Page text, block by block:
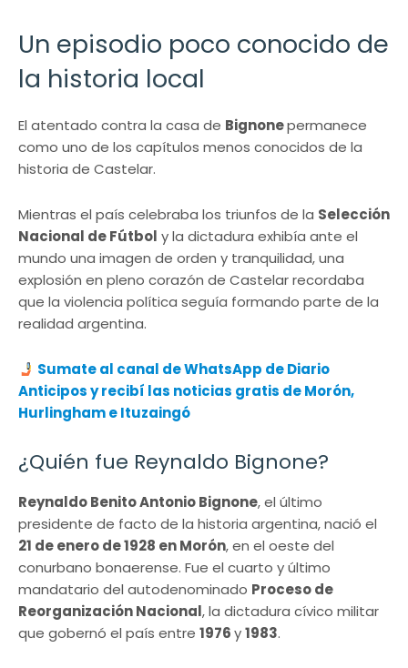
Un episodio poco conocido de
la historia local
El atentado contra la casa de Bignonepermanece
como uno de los capítulos menos conocidos de la
historia de Castelar.
Mientras el país celebraba los triunfos de la Selección
Nacional de Fútbol y la dictadura exhibía ante el
mundo una imagen de orden y tranquilidad, una
explosión en pleno corazón de Castelar recordaba
que la violencia política seguía formando parte de la
realidad argentina.
Sumate al canal de WhatsApp de Diario
Anticipos y recibí las noticias gratis de Morón,
Hurlingham e Ituzaingó
¿Quién fue Reynaldo Bignone?
Reynaldo Benito Antonio Bignone, el último
presidente de facto de la historia argentina, nació el
21 de enero de 1928 en Morón, en el oeste del
conurbano bonaerense. Fue el cuarto y último
mandatario del autodenominado Proceso de
Reorganización Nacional, la dictadura cívico militar
que gobernó el país entre 1976y1983.